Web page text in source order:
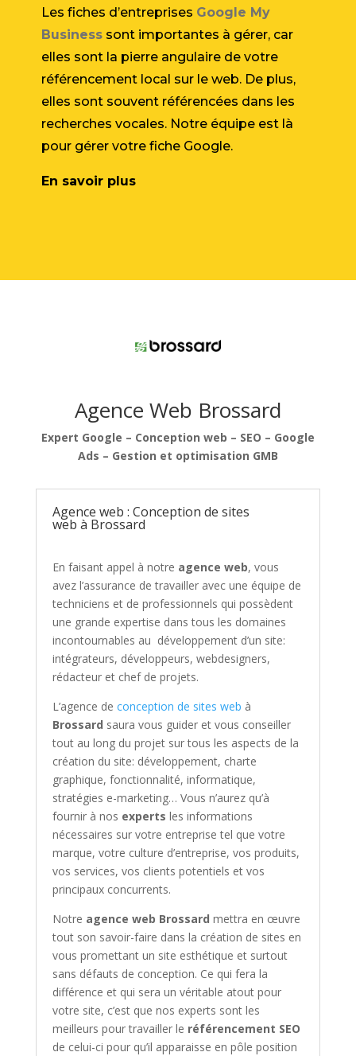
Les fiches d’entreprises Google My
Business sont importantes à gérer, car
elles sont la pierre angulaire de votre
référencement local sur le web. De plus,
elles sont souvent référencées dans les
recherches vocales. Notre équipe est là
pour gérer votre fiche Google.
En savoir plus
Agence Web Brossard
Expert Google – Conception web – SEO – Google
Ads – Gestion et optimisation GMB
Agence web : Conception de sites
web à Brossard
En faisant appel à notre agence web, vous
avez l’assurance de travailler avec une équipe de
techniciens et de professionnels qui possèdent
une grande expertise dans tous les domaines
incontournables au développement d’un site:
intégrateurs, développeurs, webdesigners,
rédacteur et chef de projets.
L’agence de conception de sites web à
Brossard saura vous guider et vous conseiller
tout au long du projet sur tous les aspects de la
création du site: développement, charte
graphique, fonctionnalité, informatique,
stratégies e-marketing… Vous n’aurez qu’à
fournir à nos experts les informations
nécessaires sur votre entreprise tel que votre
marque, votre culture d’entreprise, vos produits,
vos services, vos clients potentiels et vos
principaux concurrents.
Notre agence web Brossard mettra en œuvre
tout son savoir-faire dans la création de sites en
vous promettant un site esthétique et surtout
sans défauts de conception. Ce qui fera la
différence et qui sera un véritable atout pour
votre site, c’est que nos experts sont les
meilleurs pour travailler le référencement SEO
de celui-ci pour qu’il apparaisse en pôle position